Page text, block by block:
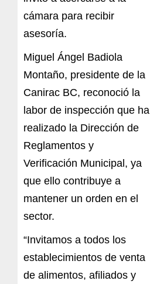
cámara para recibir
asesoría.
Miguel Ángel Badiola
Montaño, presidente de la
Canirac BC, reconoció la
labor de inspección que ha
realizado la Dirección de
Reglamentos y
Verificación Municipal, ya
que ello contribuye a
mantener un orden en el
sector.
“Invitamos a todos los
establecimientos de venta
de alimentos, afiliados y